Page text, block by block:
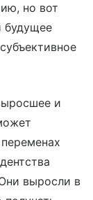
но вот
будущее
и
выросли в